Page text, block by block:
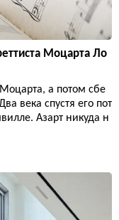
Моцарта Ло
а потом сбе
века спустя его пот
Азарт никуда н